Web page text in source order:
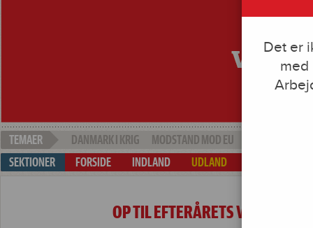
DANMARK I KRIG MODSTAND MOD EU
FORSIDE
INDLAND UDLAND
OP TIL EFTERÅRETS VALG
Det er